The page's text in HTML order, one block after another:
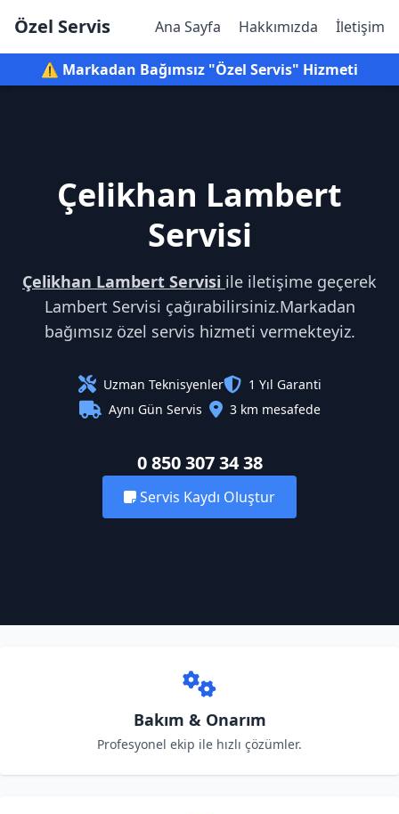
Özel Servis Ana Sayfa Hakkımızda İletişim
⚠️ Markadan Bağımsız "Özel Servis" Hizmeti
Çelikhan Lambert
Servisi
Çelikhan Lambert Servisi ile iletişime geçerek
Lambert Servisi çağırabilirsiniz.Markadan
bağımsız özel servis hizmeti vermekteyiz.
Uzman Teknisyenler
1 Yıl Garanti
Aynı Gün Servis
3 km mesafede
0 850 307 34 38
Servis Kaydı Oluştur
Bakım & Onarım
Profesyonel ekip ile hızlı çözümler.